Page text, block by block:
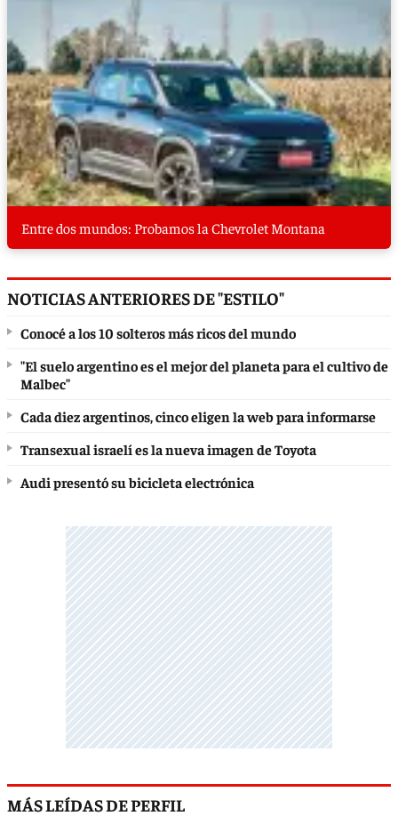
Entre dos mundos: Probamos la Chevrolet Montana
NOTICIAS ANTERIORES DE "ESTILO"
Conocé a los 10 solteros más ricos del mundo
"El suelo argentino es el mejor del planeta para el cultivo de
Malbec"
Cada diez argentinos, cinco eligen la web para informarse
Transexual israelí es la nueva imagen de Toyota
Audi presentó su bicicleta electrónica
MÁS LEÍDAS DE PERFIL